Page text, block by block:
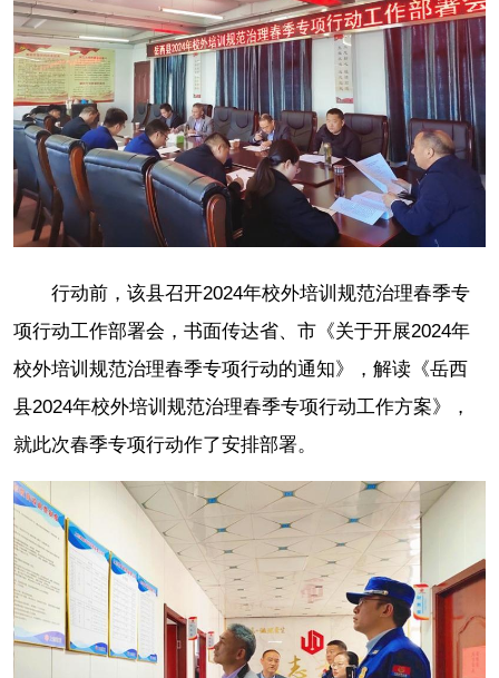
行动前，该县召开2024年校外培训规范治理春季专
项行动工作部署会，书面传达省、市《关于开展2024年
校外培训规范治理春季专项行动的通知》，解读《岳西
县2024年校外培训规范治理春季专项行动工作方案》，
就此次春季专项行动作了安排部署。